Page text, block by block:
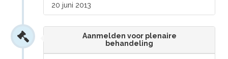
20 juni 2013
Aanmelden voor plenaire
behandeling